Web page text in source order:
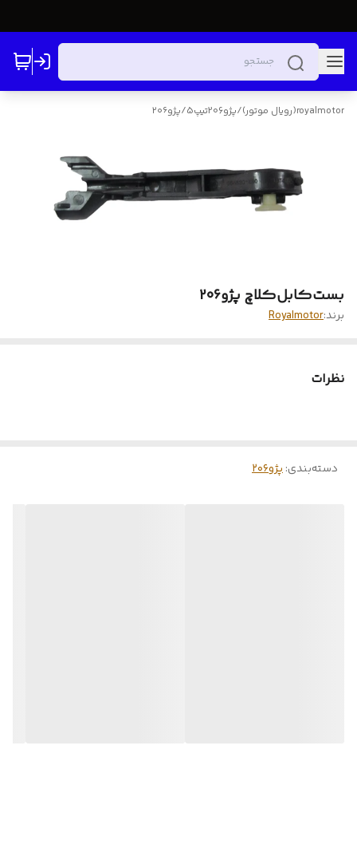
royalmotor(رویال موتور) /پژو206تیپ5 /پژو۲۰۶
بست‌کابل‌کلاچ‌ پژو206
برند:Royalmotor
نظرات
دسته‌بندی:پژو۲۰۶